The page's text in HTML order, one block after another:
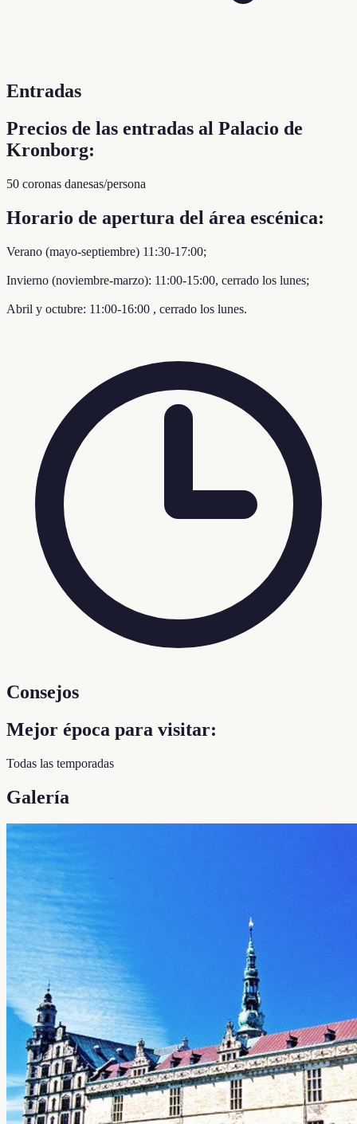
Entradas
Precios de las entradas al Palacio de
Kronborg:
50 coronas danesas/persona
Horario de apertura del área escénica:
Verano (mayo-septiembre) 11:30-17:00;
Invierno (noviembre-marzo): 11:00-15:00, cerrado los lunes;
Abril y octubre: 11:00-16:00 , cerrado los lunes.
Consejos
Mejor época para visitar:
Todas las temporadas
Galería